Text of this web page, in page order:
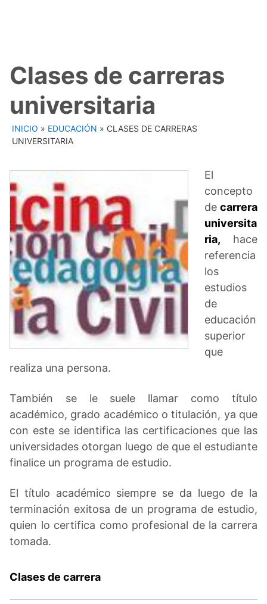
Clases de carreras
universitaria
INICIO » EDUCACIÓN » CLASES DE CARRERAS
UNIVERSITARIA
El
concepto
de carrera
universita
ria, hace
referencia
los
estudios
de
educación
superior
que
realiza una persona.
También se le suele llamar como título
académico, grado académico o titulación, ya que
con este se identifica las certificaciones que las
universidades otorgan luego de que el estudiante
finalice un programa de estudio.
El título académico siempre se da luego de la
terminación exitosa de un programa de estudio,
quien lo certifica como profesional de la carrera
tomada.
Clases de carrera